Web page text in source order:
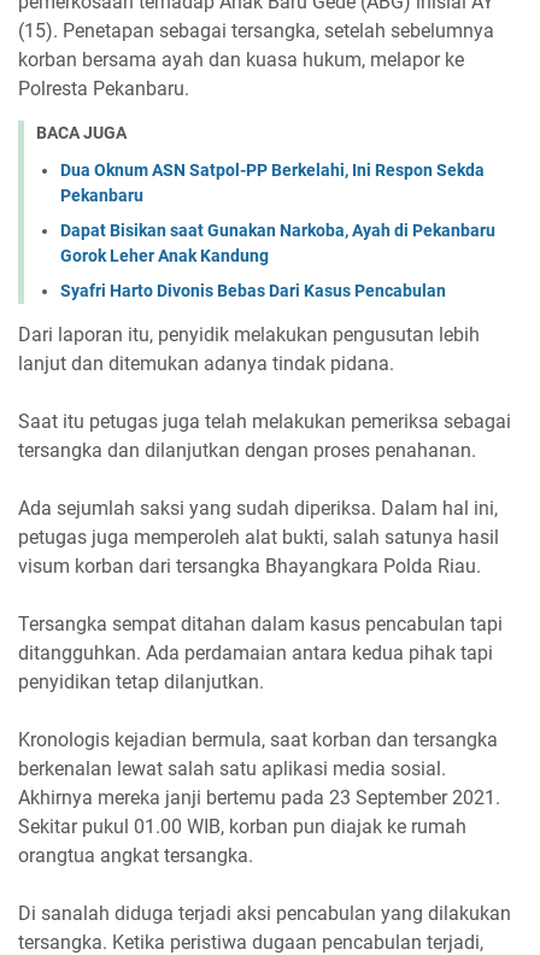
(15). Penetapan sebagai tersangka, setelah sebelumnya
korban bersama ayah dan kuasa hukum, melapor ke
Polresta Pekanbaru.
BACA JUGA
Dua Oknum ASN Satpol-PP Berkelahi, Ini Respon Sekda
Pekanbaru
Dapat Bisikan saat Gunakan Narkoba, Ayah di Pekanbaru
Gorok Leher Anak Kandung
Syafri Harto Divonis Bebas Dari Kasus Pencabulan
Dari laporan itu, penyidik melakukan pengusutan lebih
lanjut dan ditemukan adanya tindak pidana.
Saat itu petugas juga telah melakukan pemeriksa sebagai
tersangka dan dilanjutkan dengan proses penahanan.
Ada sejumlah saksi yang sudah diperiksa. Dalam hal ini,
petugas juga memperoleh alat bukti, salah satunya hasil
visum korban dari tersangka Bhayangkara Polda Riau.
Tersangka sempat ditahan dalam kasus pencabulan tapi
ditangguhkan. Ada perdamaian antara kedua pihak tapi
penyidikan tetap dilanjutkan.
Kronologis kejadian bermula, saat korban dan tersangka
berkenalan lewat salah satu aplikasi media sosial.
Akhirnya mereka janji bertemu pada 23 September 2021.
Sekitar pukul 01.00 WIB, korban pun diajak ke rumah
orangtua angkat tersangka.
Di sanalah diduga terjadi aksi pencabulan yang dilakukan
tersangka. Ketika peristiwa dugaan pencabulan terjadi,